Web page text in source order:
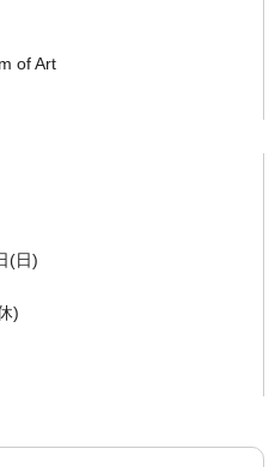
of Art
(日)
)